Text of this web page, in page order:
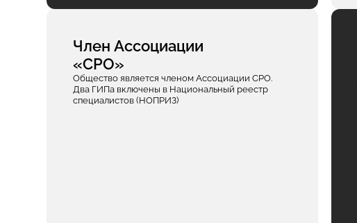
Член Ассоциации
«СРО»
Общество является членом Ассоциации СРО.
Два ГИПа включены в Национальный реестр
специалистов (НОПРИЗ)